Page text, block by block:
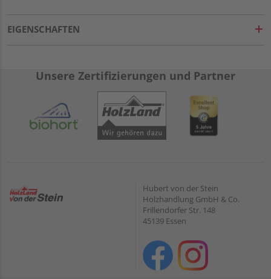
EIGENSCHAFTEN
Unsere Zertifizierungen und Partner
Hubert von der Stein
Holzhandlung GmbH & Co.
Frillendorfer Str. 148
45139 Essen